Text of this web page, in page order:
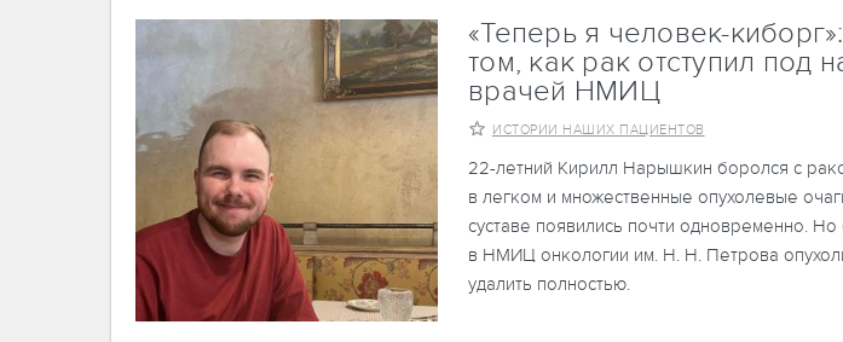
«Теперь я человек-
том, как рак отступил под
врачей НМИЦ
ИСТОРИИ НАШИХ ПАЦИЕНТОВ
22-летний Кирилл Нарышкин боролся с
в легком и множественные опухолевые
суставе появились почти одновременно.
в НМИЦ онкологии им. Н. Н. Петрова
удалить полностью.